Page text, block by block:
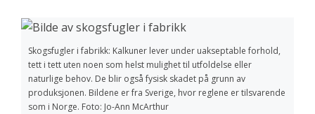
Skogsfugler i fabrikk: Kalkuner lever under uakseptable forhold,
tett i tett uten noen som helst mulighet til utfoldelse eller
naturlige behov. De blir også fysisk skadet på grunn av
produksjonen. Bildene er fra Sverige, hvor reglene er tilsvarende
som i Norge. Foto: Jo-Ann McArthur